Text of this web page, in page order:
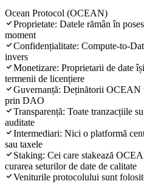
Ocean Protocol (OCEAN)
Proprietate: Datele rămân în
moment
Confidențialitate: Compute-to-
invers
Monetizare: Proprietarii de date
termenii de licențiere
Guvernanță: Deținătorii OCEAN
prin DAO
Transparență: Toate tranzacțiile
auditate
Intermediari: Nici o platformă
sau taxele
Staking: Cei care stakează
curarea seturilor de date de calitate
Veniturile protocolului sunt